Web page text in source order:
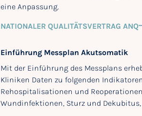
eine Anpassung.
NATIONALER QUALITÄTSVERTRAG ANQ
Einführung Messplan Akutsomatik
Mit der Einführung des Messplans
Kliniken Daten zu folgenden
Rehospitalisationen und
Wundinfektionen, Sturz und